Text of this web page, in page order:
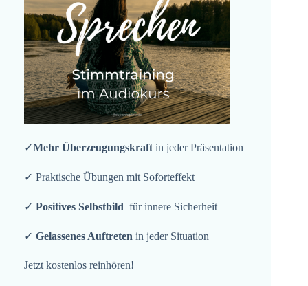
✓Mehr Überzeugungskraft in jeder Präsentation
✓ Praktische Übungen mit Soforteffekt
✓ Positives Selbstbild für innere Sicherheit
✓ Gelassenes Auftreten in jeder Situation
Jetzt kostenlos reinhören!